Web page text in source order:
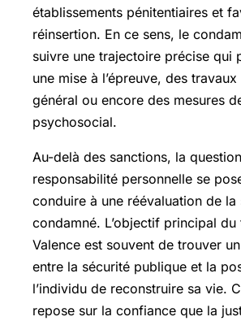
établissements pénitentiaires et
réinsertion. En ce sens, le
suivre une trajectoire précise qui
une mise à l’épreuve, des travaux
général ou encore des mesures
psychosocial.
Au-delà des sanctions, la
responsabilité personnelle se
conduire à une réévaluation de la
condamné. L’objectif principal
Valence est souvent de trouver
entre la sécurité publique et la
l’individu de reconstruire sa vie.
repose sur la confiance que la